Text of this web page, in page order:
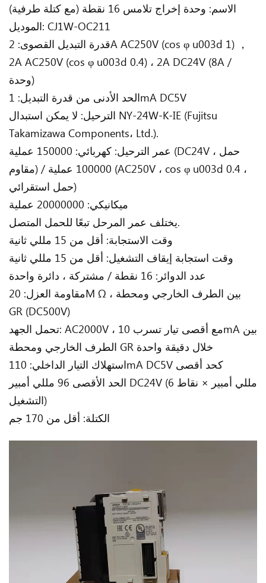
الاسم: وحدة إخراج تلامس 16 نقطة (مع كتلة طرفية)
الموديل: CJ1W-OC211
قدرة التبديل القصوى: 2A AC250V (cos φ u003d 1) ，
2A AC250V (cos φ u003d 0.4) ، 2A DC24V (8A /
وحدة)
الحد الأدنى من قدرة التبديل: 1mA DC5V
الترحيل: لا يمكن استبدال NY-24W-K-IE (Fujitsu
Takamizawa Components، Ltd.).
عمر الترحيل: كهربائي: 150000 عملية (DC24V ، حمل
مقاوم) / 100000 عملية (AC250V ، cos φ u003d 0.4 ،
حمل استقرائي)
ميكانيكي: 20000000 عملية
يختلف عمر المرحل تبعًا للحمل المتصل.
وقت الاستجابة: أقل من 15 مللي ثانية
وقت استجابة إيقاف التشغيل: أقل من 15 مللي ثانية
عدد الدوائر: 16 نقطة / مشتركة ، دائرة واحدة
مقاومة العزل: 20M Ω ، بين الطرف الخارجي ومحطة
GR (DC500V)
تحمل الجهد: AC2000V ، مع أقصى تيار تسرب 10mA بين
الطرف الخارجي ومحطة GR خلال دقيقة واحدة
استهلاك التيار الداخلي: 110mA DC5V كحد أقصى
الحد الأقصى 96 مللي أمبير DC24V (6 مللي أمبير × نقاط
التشغيل)
الكتلة: أقل من 170 جم